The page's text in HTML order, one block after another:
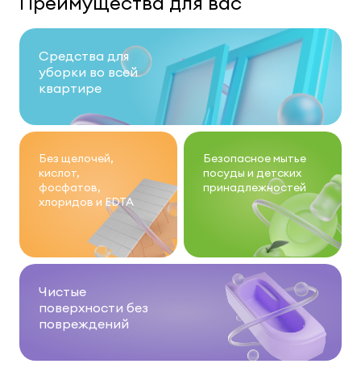
Средства для
уборки во всей
квартире
Без щелочей,
кислот,
фосфатов,
хлоридов и EDTA
Безопасное мытье
посуды и детских
принадлежностей
Чистые
поверхности без
повреждений